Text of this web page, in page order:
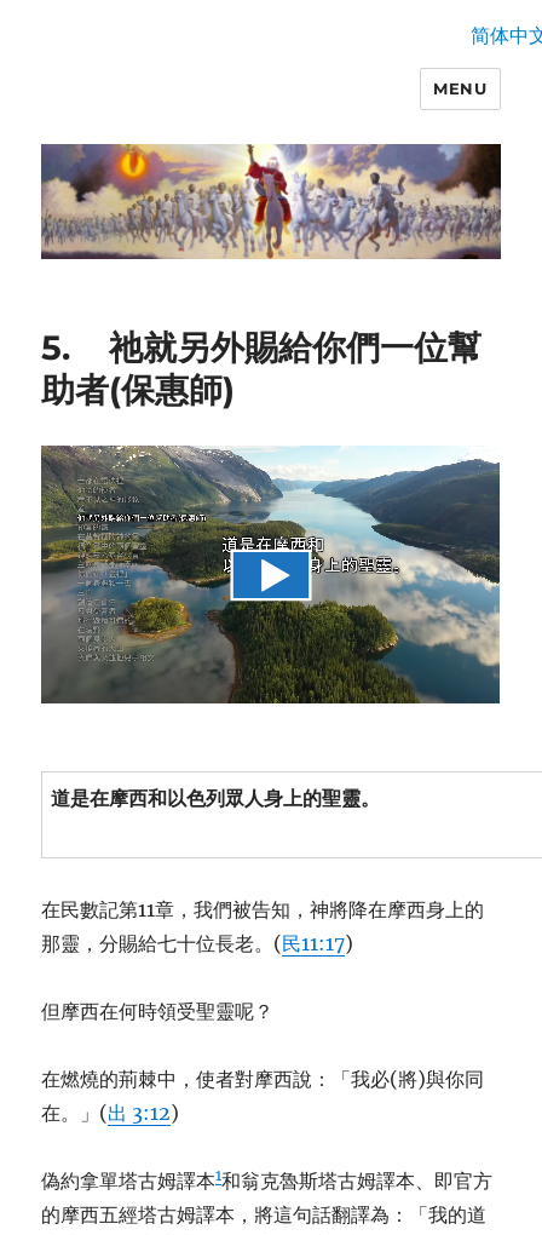
MENU
5. 祂就另外賜給你們一位幫
助者(保惠師)
道是在摩西和以色列眾人身上的聖靈。
在民數記第11章，我們被告知，神將降在摩西身上的
那靈，分賜給七十位長老。(民11:17)
但摩西在何時領受聖靈呢？
在燃燒的荊棘中，使者對摩西說：「我必(將)與你同
在。」(出 3:12)
偽約拿單塔古姆譯本1和翁克魯斯塔古姆譯本、即官方
的摩西五經塔古姆譯本，將這句話翻譯為：「我的道
简体中